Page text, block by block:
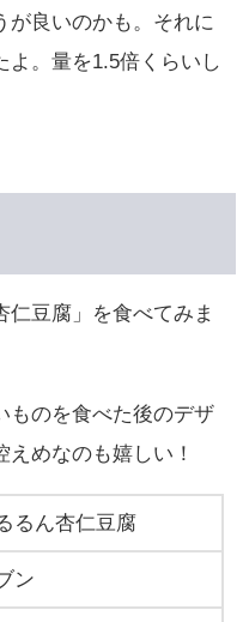
が良いのかも。それに
よ。量を1.5倍くらいし
豆腐」を食べてみま
ものを食べた後のデザ
めなのも嬉しい！
るん杏仁豆腐
ン